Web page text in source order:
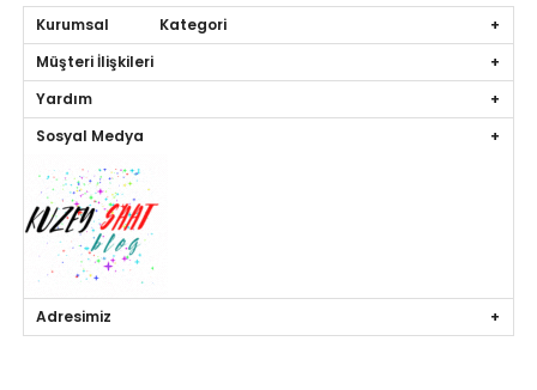
Kurumsal Kategori
Müşteri İlişkileri
Yardım
Sosyal Medya
Adresimiz